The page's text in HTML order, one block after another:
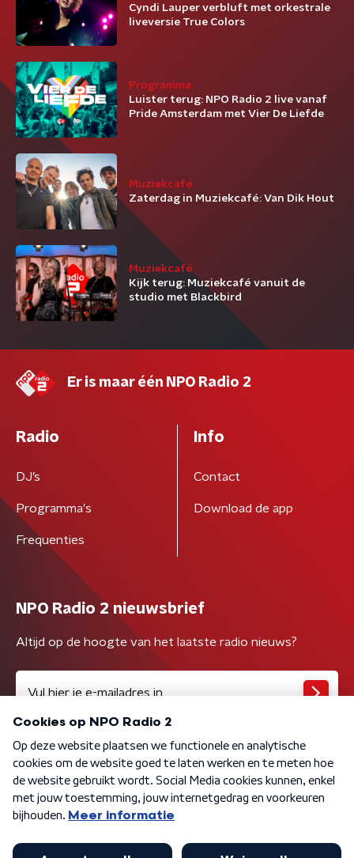
Cyndi Lauper verbluft met orkestrale
liveversie True Colors
Programma
Luister terug: NPO Radio 2 live vanaf
Pride Amsterdam met Vier De Liefde
Muziekcafé
Zaterdag in Muziekcafé: Van Dik Hout
Muziekcafé
Kijk terug: Muziekcafé vanuit de
studio met Blackbird
Er is maar één NPO Radio 2
Radio
DJ’s
Programma's
Frequenties
Info
Contact
Download de app
NPO Radio 2 nieuwsbrief
Altijd op de hoogte van het laatste radio nieuws?
Algemene voorwaarden